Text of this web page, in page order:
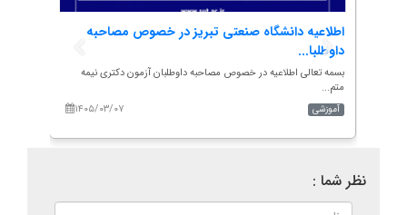
اطلاعیه دانشگاه صنعتی تبریز در خصوص مصاحبه
داوطلبا...
بسمه تعالی اطلاعیه در خصوص مصاحبه داوطلبان آزمون دکتری نیمه
متم...
۱۴۰۵/۰۳/۰۷
آموزشی
نظر شما :